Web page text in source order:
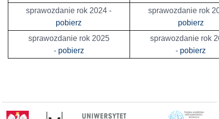
sprawozdanie rok 2024 -
pobierz
sprawozdanie rok
pobierz
sprawozdanie rok 2025
- pobierz
sprawozdanie rok
- pobierz